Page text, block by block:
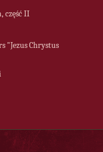
część II
"Jezus Chrystus